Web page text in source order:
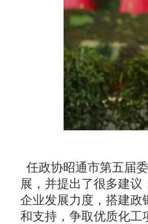
任政协昭通市第五届
展，并提出了很多建
企业发展力度，搭建政
和支持，争取优质化工